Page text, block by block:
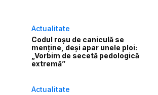
Actualitate
Codul roșu de caniculă se
menține, deși apar unele ploi:
„Vorbim de secetă pedologică
extremă”
Actualitate